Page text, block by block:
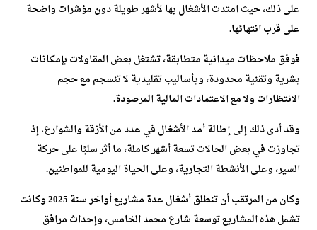
على ذلك، حيث امتدت الأشغال بها لأشهر طويلة دون مؤشرات واضحة
على قرب انتهائها.
فوفق ملاحظات ميدانية متطابقة، تشتغل بعض المقاولات بإمكانات
بشرية وتقنية محدودة، وبأساليب تقليدية لا تنسجم مع حجم
الانتظارات ولا مع الاعتمادات المالية المرصودة.
وقد أدى ذلك إلى إطالة أمد الأشغال في عدد من الأزقة والشوارع، إذ
تجاوزت في بعض الحالات تسعة أشهر كاملة، ما أثر سلبًا على حركة
السير، وعلى الأنشطة التجارية، وعلى الحياة اليومية للمواطنين.
وكان من المرتقب أن تنطلق أشغال عدة مشاريع أواخر سنة 2025 وكانت
تشمل هذه المشاريع توسعة شارع محمد الخامس، وإحداث مرافق